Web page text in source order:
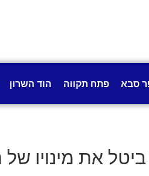
סבא פתח תקווה הוד השרון
את מינויו